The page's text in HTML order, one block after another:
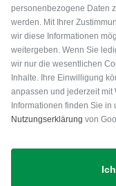
Silverline
5in1-Tool
6,95 €
in: Einheitsgröße
-21%
personenbezogene Daten
werden. Mit Ihrer
wir diese Informationen
weitergeben. Wenn Sie
wir nur die wesentlichen
Inhalte. Ihre Einwilligung
anpassen und jederzeit mit
Informationen finden Sie in
Nutzungserklärung von